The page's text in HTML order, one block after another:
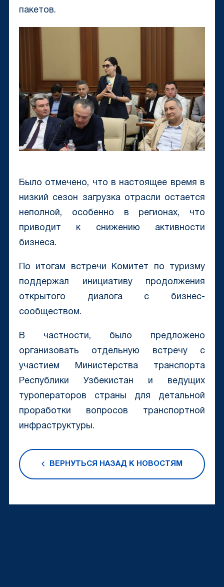
пакетов.
Было отмечено, что в настоящее время в
низкий сезон загрузка отрасли остается
неполной, особенно в регионах, что
приводит к снижению активности
бизнеса.
По итогам встречи Комитет по туризму
поддержал инициативу продолжения
открытого диалога с бизнес-
сообществом.
В частности, было предложено
организовать отдельную встречу с
участием Министерства транспорта
Республики Узбекистан и ведущих
туроператоров страны для детальной
проработки вопросов транспортной
инфраструктуры.
ВЕРНУТЬСЯ НАЗАД К НОВОСТЯМ